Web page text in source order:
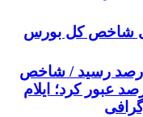
فلاکت کشور به ۹۶ درصد رسید / شاخص
در ۱۹ استان از ۱۰۰ درصد عبور کرد؛ ایلام